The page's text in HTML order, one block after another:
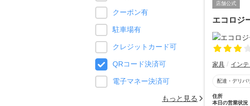
店舗公式
エコロジ
家具 イン
配達・デリバ
住所
本日の営業状況
クーポン有
駐車場有
クレジットカード可
QRコード決済可
電子マネー決済可
もっと見る